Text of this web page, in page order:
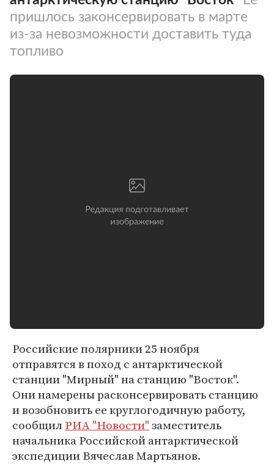
пришлось законсервировать в марте
из-за невозможности доставить туда
топливо
Российские полярники 25 ноября
отправятся в поход с антарктической
станции "Мирный" на станцию "Восток".
Они намерены расконсервировать станцию
и возобновить ее круглогодичную работу,
сообщилРИА "Новости"заместитель
начальника Российской антарктической
экспедиции Вячеслав Мартьянов.